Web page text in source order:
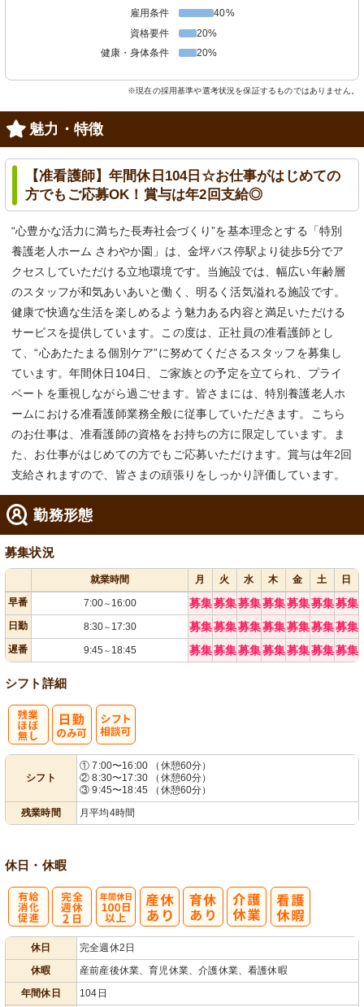
雇用条件
40%
資格要件
20%
健康・身体条件
20%
※現在の採用基準や選考状況を保証するものではありません。
魅力・特徴
【准看護師】年間休日104日☆お仕事がはじめての
方でもご応募OK！賞与は年2回支給◎
“心豊かな活力に満ちた長寿社会づくり”を基本理念とする「特別
養護老人ホーム さわやか園」は、金坪バス停駅より徒歩5分でア
クセスしていただける立地環境です。当施設では、幅広い年齢層
のスタッフが和気あいあいと働く、明るく活気溢れる施設です。
健康で快適な生活を楽しめるよう魅力ある内容と満足いただける
サービスを提供しています。この度は、正社員の准看護師とし
て、“心あたたまる個別ケア”に努めてくださるスタッフを募集し
ています。年間休日104日、ご家族との予定を立てられ、プライ
ベートを重視しながら過ごせます。皆さまには、特別養護老人ホ
ームにおける准看護師業務全般に従事していただきます。こちら
のお仕事は、准看護師の資格をお持ちの方に限定しています。ま
た、お仕事がはじめての方でもご応募いただけます。賞与は年2回
支給されますので、皆さまの頑張りをしっかり評価しています。
勤務形態
募集状況
就業時間 月 火 水 木 金 土
日
早番
7:00～ 16:00 募集募集募集募集募集募集募集
日勤 8:30～ 17:30 募集募集募集募集募集募集募集
遅番 9:45 ～ 18:45 募集募集募集募集募集募集募集
シフト詳細
シフト
① 7:00〜16:00 （休憩60分）
② 8:30〜17:30 （休憩60分）
③ 9:45〜18:45 （休憩60分）
残業時間
月平均4時間
休日・休暇
休日
完全週休2日
休暇
産前産後休業、育児休業、介護休業、看護休暇
年間休日
104日